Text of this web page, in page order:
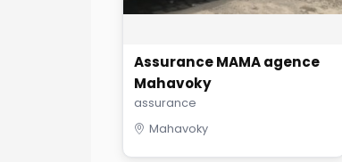
Assurance MAMA agence
Mahavoky
assurance
Mahavoky